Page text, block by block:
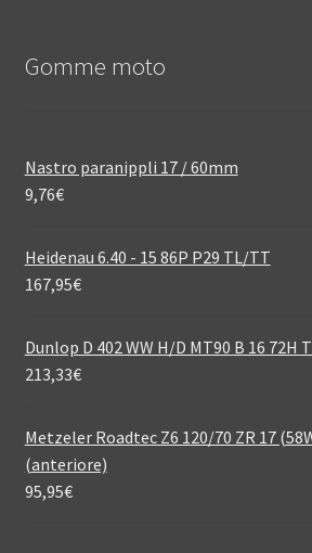
Gomme moto
Nastro paranippli 17 / 60mm
9,76€
Heidenau 6.40 - 15 86P P29 TL/TT
167,95€
Dunlop D 402 WW H/D MT90 B 16 72H
213,33€
Metzeler Roadtec Z6 120/70 ZR 17
(anteriore)
95,95€